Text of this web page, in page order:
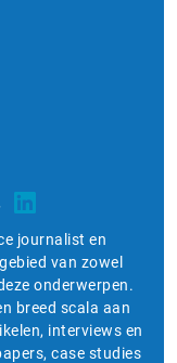
journalist en
van zowel
onderwerpen.
breed scala aan
interviews en
case studies